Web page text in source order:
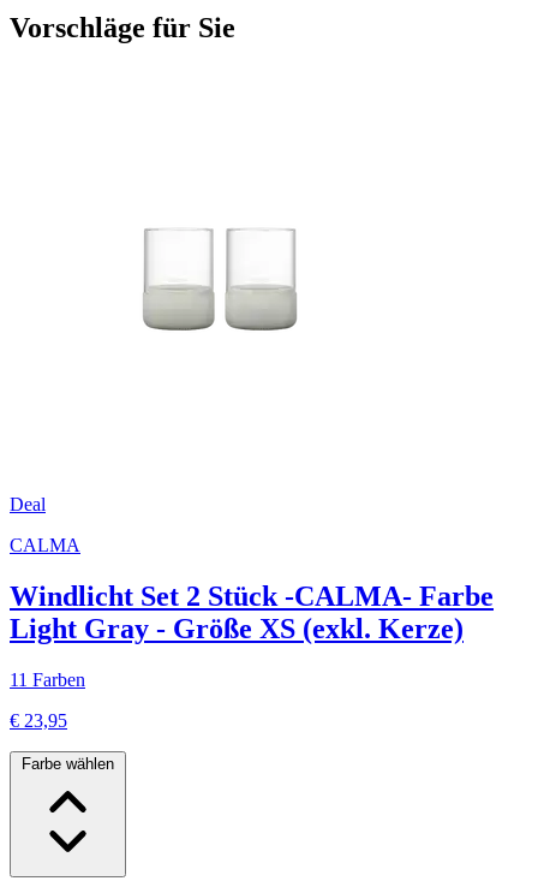
Vorschläge für Sie
Deal
CALMA
Windlicht Set 2 Stück -CALMA- Farbe
Light Gray - Größe XS (exkl. Kerze)
11 Farben
€ 23,95
Farbe wählen